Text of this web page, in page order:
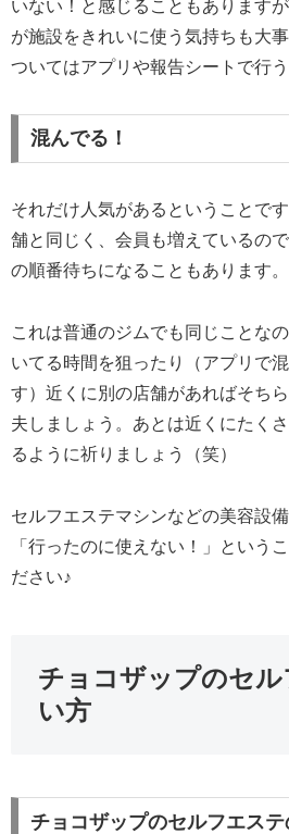
いない！と感じることもあります
が施設をきれいに使う気持ちも大
ついてはアプリや報告シートで行う
混んでる！
それだけ人気があるということで
舗と同じく、会員も増えているの
の順番待ちになることもあります。
これは普通のジムでも同じことな
いてる時間を狙ったり（アプリで
す）近くに別の店舗があればそち
夫しましょう。あとは近くにたく
るように祈りましょう（笑）
セルフエステマシンなどの美容設
「行ったのに使えない！」という
ださい♪
チョコザップのセ
い方
チョコザップのセルフエステ